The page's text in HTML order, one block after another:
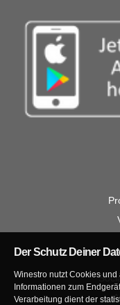
Der Schutz Deiner
Winestro nutzt Cookies
Informationen zum
Verarbeitung dient der